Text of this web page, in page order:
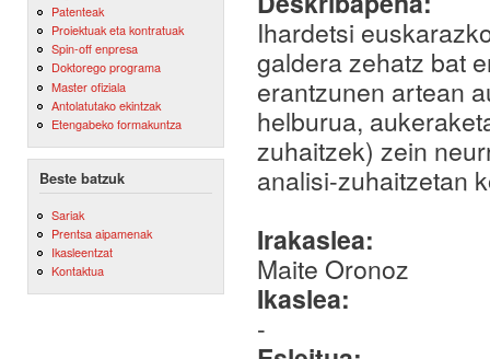
Patenteak
Proiektuak eta kontratuak
Spin-off enpresa
Doktorego programa
Master ofiziala
Antolatutako ekintzak
Etengabeko formakuntza
Beste batzuk
Sariak
Prentsa aipamenak
Ikasleentzat
Kontaktua
Ihardetsi
galdera zehatz bat
erantzunen artean
helburua,
zuhaitzek) zein
analisi-zuhaitzetan
Irakaslea:
Maite Oronoz
Ikaslea:
-